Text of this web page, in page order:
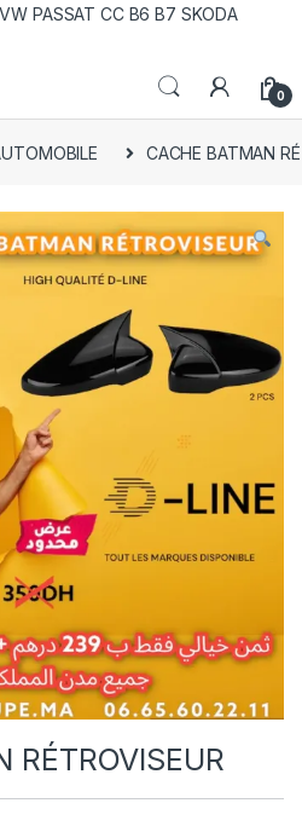
PASSAT CC B6 B7 SKODA
0
CACHE BATMAN
RÉTROVISEUR